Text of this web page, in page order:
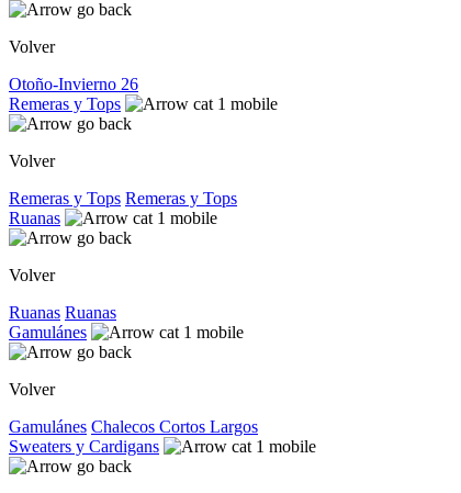
Volver
Otoño-Invierno 26
Remeras y Tops
Volver
Remeras y Tops Remeras y Tops
Ruanas
Volver
Ruanas Ruanas
Gamulánes
Volver
Gamulánes Chalecos Cortos Largos
Sweaters y Cardigans